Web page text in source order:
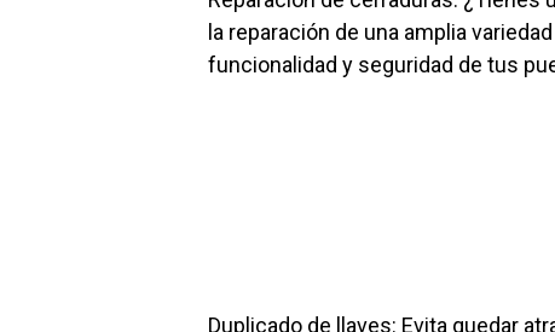
la reparación de una amplia
funcionalidad y seguridad de tus
Duplicado de llaves: Evita quedar